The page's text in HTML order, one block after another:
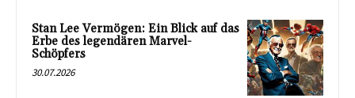
Stan Lee Vermögen: Ein Blick auf das
Erbe des legendären Marvel-
Schöpfers
30.07.2026